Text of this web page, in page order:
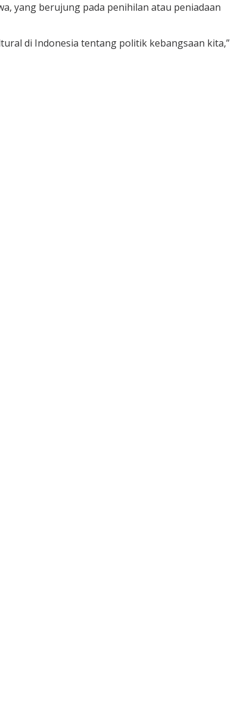
yang berujung pada penihilan atau peniadaan
di Indonesia tentang politik kebangsaan kita,”